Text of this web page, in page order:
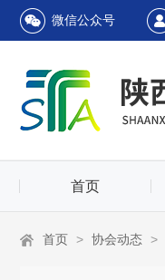
微信公众号
首页
首页 > 协会动态 >